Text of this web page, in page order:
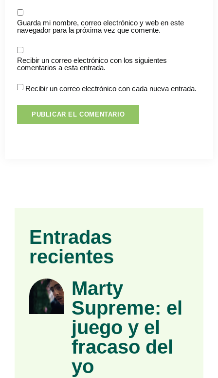
Guarda mi nombre, correo electrónico y web en este
navegador para la próxima vez que comente.
Recibir un correo electrónico con los siguientes
comentarios a esta entrada.
Recibir un correo electrónico con cada nueva entrada.
Entradas
recientes
Marty
Supreme: el
juego y el
fracaso del
yo